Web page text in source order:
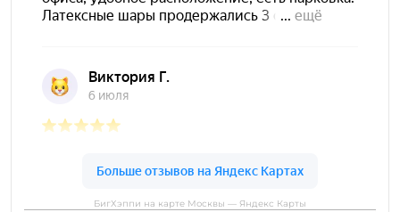
БигХэппи на карте Москвы — Яндекс Карты